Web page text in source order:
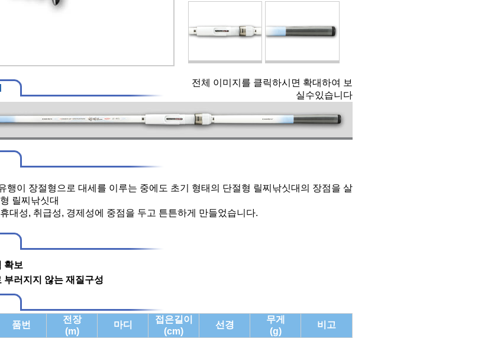
전체 이미지를 클릭하시면 확대하여 보
실수있습니다
행이 장절형으로 대세를 이루는 중에도 초기 형태의 단절형 릴찌낚싯대의 장점을 살
릴찌낚싯대
대성, 취급성, 경제성에 중점을 두고 튼튼하게 만들었습니다.
확보
부러지지 않는 재질구성
품번
전장
(m)
마디
접은길이
(cm)
선경
무게
(g)
비고